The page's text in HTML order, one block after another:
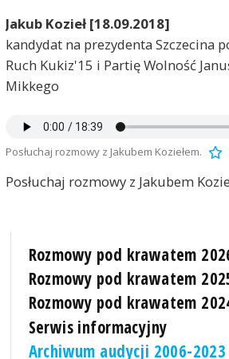
Jakub Kozieł [18.09.2018]
kandydat na prezydenta Szczecina
Ruch Kukiz'15 i Partię Wolność
Mikkego
Posłuchaj rozmowy z Jakubem Koziełem.
Posłuchaj rozmowy z Jakubem
Rozmowy pod krawatem
Rozmowy pod krawatem
Rozmowy pod krawatem
Serwis informacyjny
Archiwum audycji 2006-